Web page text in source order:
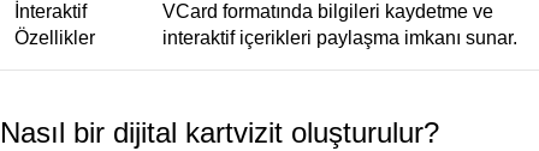
İnteraktif
Özellikler
VCard formatında bilgileri kaydetme ve
interaktif içerikleri paylaşma imkanı sunar.
Nasıl bir dijital kartvizit oluşturulur?